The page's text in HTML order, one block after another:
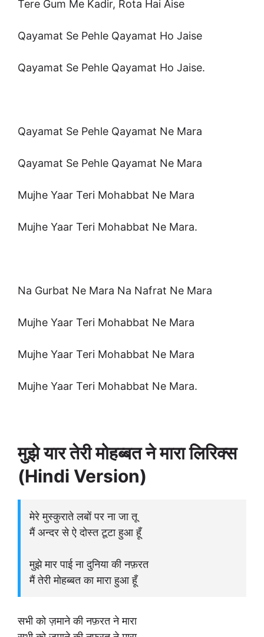
Tere Gum Me Kadir, Rota Hai Aise
Qayamat Se Pehle Qayamat Ho Jaise
Qayamat Se Pehle Qayamat Ho Jaise.
Qayamat Se Pehle Qayamat Ne Mara
Qayamat Se Pehle Qayamat Ne Mara
Mujhe Yaar Teri Mohabbat Ne Mara
Mujhe Yaar Teri Mohabbat Ne Mara.
Na Gurbat Ne Mara Na Nafrat Ne Mara
Mujhe Yaar Teri Mohabbat Ne Mara
Mujhe Yaar Teri Mohabbat Ne Mara
Mujhe Yaar Teri Mohabbat Ne Mara.
मुझे यार तेरी मोहब्बत ने मारा लिरिक्स
(Hindi Version)
मेरे मुस्कुराते लबों पर ना जा तू
मैं अन्दर से ऐ दोस्त टूटा हुआ हूँ
मुझे मार पाई ना दुनिया की नफ़रत
मैं तेरी मोहब्बत का मारा हुआ हूँ
सभी को ज़माने की नफ़रत ने मारा